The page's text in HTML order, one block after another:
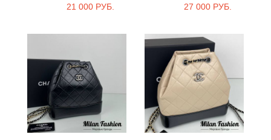
21 000 РУБ.
27 000 РУБ.